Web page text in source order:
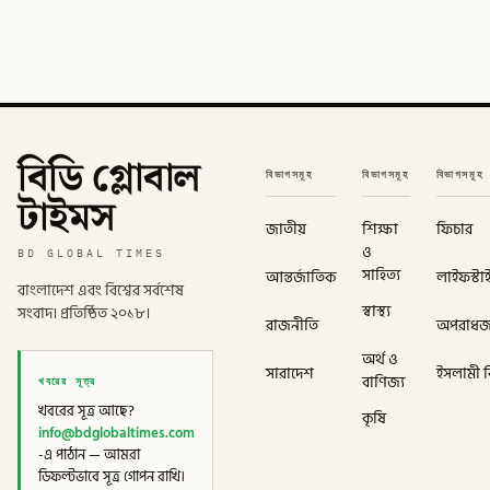
বিডি গ্লোবাল
টাইমস
BD GLOBAL TIMES
বাংলাদেশ এবং বিশ্বের সর্বশেষ
সংবাদ। প্রতিষ্ঠিত ২০১৮।
খবরের সূত্র
খবরের সূত্র আছে?
info@bdglobaltimes.com
-এ পাঠান — আমরা
ডিফল্টভাবে সূত্র গোপন রাখি।
বিভাগসমূহ
জাতীয়
আন্তর্জাতিক
রাজনীতি
সারাদেশ
বিভাগসমূহ
শিক্ষা
ও
সাহিত্য
স্বাস্থ্য
অর্থ ও
বাণিজ্য
কৃষি
বিভাগসমূহ
ফিচার
ইসলামী